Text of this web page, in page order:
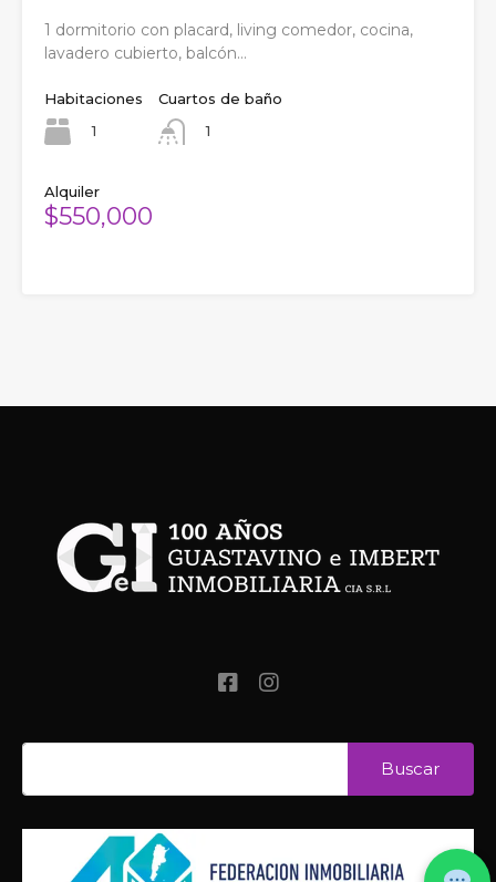
1 dormitorio con placard, living comedor, cocina,
lavadero cubierto, balcón…
Habitaciones
1
Cuartos de baño
1
Alquiler
$550,000